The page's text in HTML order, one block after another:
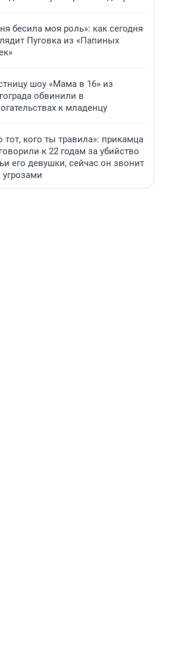
бесила моя роль»: как сегодня
Пуговка из «Папиных
шоу «Мама в 16» из
обвинили в
к младенцу
тот, кого ты травила»: прикамца
к 22 годам за убийство
его девушки, сейчас он звонит
угрозами